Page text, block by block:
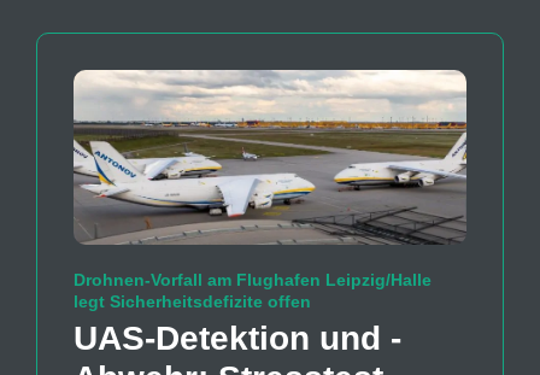
Drohnen-Vorfall am Flughafen Leipzig/Halle
legt Sicherheitsdefizite offen
UAS-Detektion und -